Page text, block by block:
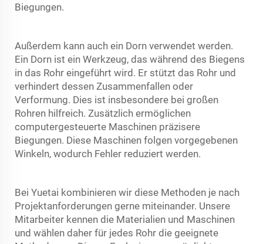
Biegungen.
Außerdem kann auch ein Dorn verwendet werden.
Ein Dorn ist ein Werkzeug, das während des Biegens
in das Rohr eingeführt wird. Er stützt das Rohr und
verhindert dessen Zusammenfallen oder
Verformung. Dies ist insbesondere bei großen
Rohren hilfreich. Zusätzlich ermöglichen
computergesteuerte Maschinen präzisere
Biegungen. Diese Maschinen folgen vorgegebenen
Winkeln, wodurch Fehler reduziert werden.
Bei Yuetai kombinieren wir diese Methoden je nach
Projektanforderungen gerne miteinander. Unsere
Mitarbeiter kennen die Materialien und Maschinen
und wählen daher für jedes Rohr die geeignete